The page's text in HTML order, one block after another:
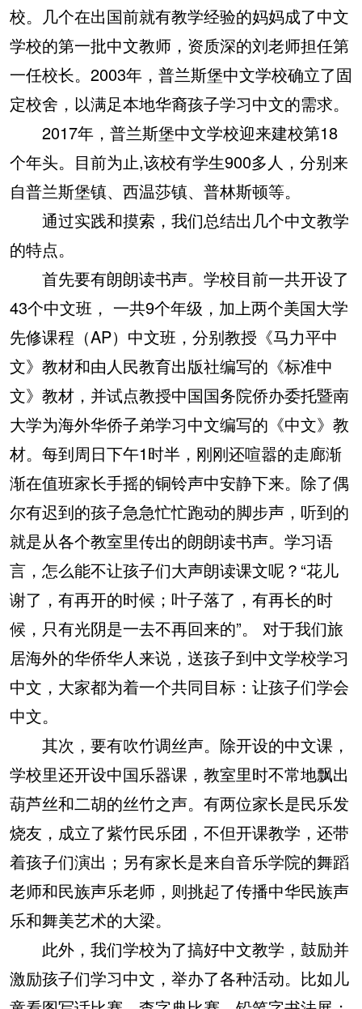
校。几个在出国前就有教学经验的妈妈成了中文
学校的第一批中文教师，资质深的刘老师担任第
一任校长。2003年，普兰斯堡中文学校确立了固
定校舍，以满足本地华裔孩子学习中文的需求。
2017年，普兰斯堡中文学校迎来建校第18
个年头。目前为止,该校有学生900多人，分别来
自普兰斯堡镇、西温莎镇、普林斯顿等。
通过实践和摸索，我们总结出几个中文教学
的特点。
首先要有朗朗读书声。学校目前一共开设了
43个中文班， 一共9个年级，加上两个美国大学
先修课程（AP）中文班，分别教授《马力平中
文》教材和由人民教育出版社编写的《标准中
文》教材，并试点教授中国国务院侨办委托暨南
大学为海外华侨子弟学习中文编写的《中文》教
材。每到周日下午1时半，刚刚还喧嚣的走廊渐
渐在值班家长手摇的铜铃声中安静下来。除了偶
尔有迟到的孩子急急忙忙跑动的脚步声，听到的
就是从各个教室里传出的朗朗读书声。学习语
言，怎么能不让孩子们大声朗读课文呢？“花儿
谢了，有再开的时候；叶子落了，有再长的时
候，只有光阴是一去不再回来的”。 对于我们旅
居海外的华侨华人来说，送孩子到中文学校学习
中文，大家都为着一个共同目标：让孩子们学会
中文。
其次，要有吹竹调丝声。除开设的中文课，
学校里还开设中国乐器课，教室里时不常地飘出
葫芦丝和二胡的丝竹之声。有两位家长是民乐发
烧友，成立了紫竹民乐团，不但开课教学，还带
着孩子们演出；另有家长是来自音乐学院的舞蹈
老师和民族声乐老师，则挑起了传播中华民族声
乐和舞美艺术的大梁。
此外，我们学校为了搞好中文教学，鼓励并
激励孩子们学习中文，举办了各种活动。比如儿